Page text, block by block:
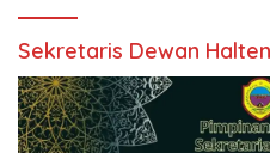
Sekretaris Dewan